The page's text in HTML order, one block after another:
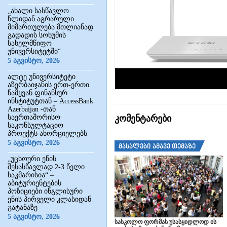
„ახალი სასწავლო
წლიდან აგრარული
მიმართულება მთლიანად
გადადის სოხუმის
სახელმწიფო
უნივერსიტეტში“
5 აგვისტო, 2026
ალტე უნივერსიტეტი
აზერბაიჯანის ერთ-ერთი
წამყვან ფინანსურ
ინსტიტუტთან – AccessBank
Azerbaijan -თან
საერთაშორისო
საკონსულტაციო
პროექტს ახორციელებს
5 აგვისტო, 2026
„უცხოური ენის
შესასწავლად 2-3 წელი
საკმარისია“ –
აბიტურიენტების
პოზიციები ინგლისური
ენის პირველი კლასიდან
გატანაზე
5 აგვისტო, 2026
კომენტარები
მასალები ამავე თემაზე
სასკოლო ფორმას უსასყიდლოდ ის